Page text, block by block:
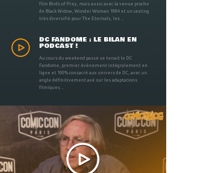
film Birds of Prey, mais aussi avec la venue proche
de Black Widow, Wonder Woman 1984 et un casting
très diversifié pour The Eternals, les ...
DC FANDOME : LE BILAN EN
PODCAST !
Au cours du weekend passé se tenait le DC
Fandome, premier évènement intégralement en
ligne et 100% consacré aux univers de DC, avec un
angle définitivement axé sur les adaptations
filmiques ...